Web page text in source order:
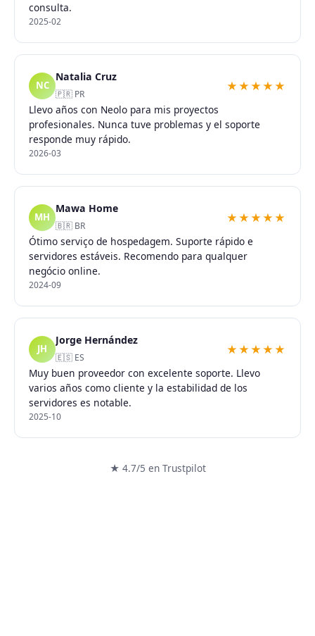
consulta.
2025-02
NC
Natalia Cruz
🇵🇷 PR
★★★★★
Llevo años con Neolo para mis proyectos
profesionales. Nunca tuve problemas y el soporte
responde muy rápido.
2026-03
MH
Mawa Home
🇧🇷 BR
★★★★★
Ótimo serviço de hospedagem. Suporte rápido e
servidores estáveis. Recomendo para qualquer
negócio online.
2024-09
JH
Jorge Hernández
🇪🇸 ES
★★★★★
Muy buen proveedor con excelente soporte. Llevo
varios años como cliente y la estabilidad de los
servidores es notable.
2025-10
★ 4.7/5 en Trustpilot